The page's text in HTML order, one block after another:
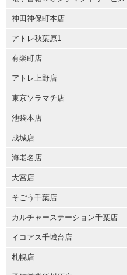
神田神保町本店
アトレ秋葉原1
有楽町店
アトレ上野店
東京ソラマチ店
池袋本店
成城店
海老名店
大宮店
そごう千葉店
カルチャーステーション千葉店
イコアス千城台店
札幌店